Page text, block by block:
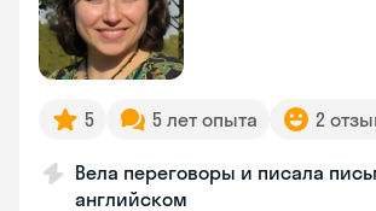
5 5 лет опыта 2
Вела переговоры и писала
английском